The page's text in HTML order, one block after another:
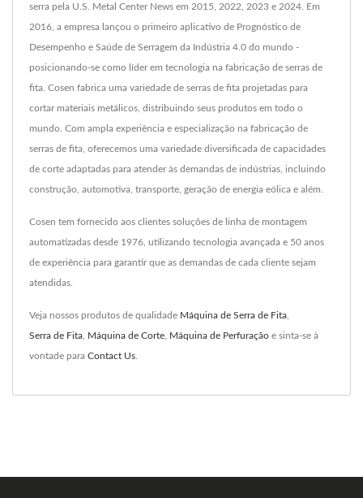
serra pela U.S. Metal Center News em 2015, 2022, 2023 e 2024. Em
2016, a empresa lançou o primeiro aplicativo de Prognóstico de
Desempenho e Saúde de Serragem da Indústria 4.0 do mundo -
posicionando-se como líder em tecnologia na fabricação de serras de
fita. Cosen fabrica uma variedade de serras de fita projetadas para
cortar materiais metálicos, distribuindo seus produtos em todo o
mundo. Com ampla experiência e especialização na fabricação de
serras de fita, oferecemos uma variedade diversificada de capacidades
de corte adaptadas para atender às demandas de indústrias, incluindo
construção, automotiva, transporte, geração de energia eólica e além.
Cosen tem fornecido aos clientes soluções de linha de montagem
automatizadas desde 1976, utilizando tecnologia avançada e 50 anos
de experiência para garantir que as demandas de cada cliente sejam
atendidas.
Veja nossos produtos de qualidade Máquina de Serra de Fita
Serra de Fita Máquina de Corte Máquina de Perfuração e sinta-se à
vontade para Contact Us